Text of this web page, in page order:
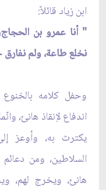
ابن زياد قائلاً:
" أنا عمرو بن
نخلع طاعة، ولم
وحفل كلامه
اندفاع لاِنقاذ هانئ،
يكترث به، وأوعز
السلاطين، ومن
هانئ، ويخرج لهم،